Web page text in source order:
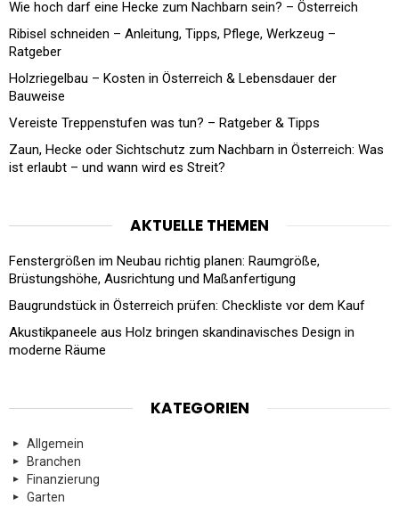
Wie hoch darf eine Hecke zum Nachbarn sein? – Österreich
Ribisel schneiden – Anleitung, Tipps, Pflege, Werkzeug –
Ratgeber
Holzriegelbau – Kosten in Österreich & Lebensdauer der
Bauweise
Vereiste Treppenstufen was tun? – Ratgeber & Tipps
Zaun, Hecke oder Sichtschutz zum Nachbarn in Österreich: Was
ist erlaubt – und wann wird es Streit?
AKTUELLE THEMEN
Fenstergrößen im Neubau richtig planen: Raumgröße,
Brüstungshöhe, Ausrichtung und Maßanfertigung
Baugrundstück in Österreich prüfen: Checkliste vor dem Kauf
Akustikpaneele aus Holz bringen skandinavisches Design in
moderne Räume
KATEGORIEN
Allgemein
Branchen
Finanzierung
Garten